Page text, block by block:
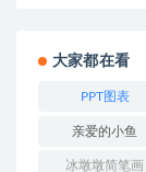
大家都在看
PPT图表
亲爱的小鱼
冰墩墩简笔画